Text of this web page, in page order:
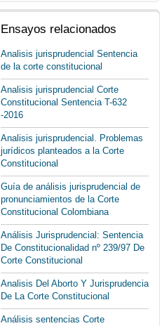
Ensayos relacionados
Analisis jurisprudencial Sentencia
de la corte constitucional
Analisis jurisprudencial Corte
Constitucional Sentencia T-632
-2016
Analisis jurisprudencial. Problemas
jurídicos planteados a la Corte
Constitucional
Guía de análisis jurisprudencial de
pronunciamientos de la Corte
Constitucional Colombiana
Análisis Jurisprudencial: Sentencia
De Constitucionalidad nº 239/97 De
Corte Constitucional
Analisis Del Aborto Y Jurisprudencia
De La Corte Constitucional
Análisis sentencias Corte